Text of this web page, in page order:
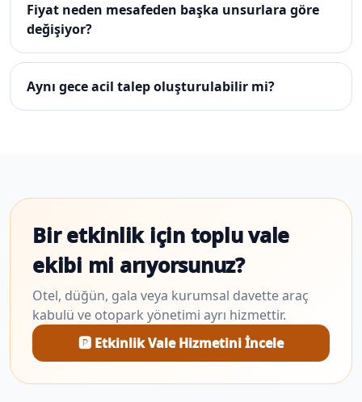
Fiyat neden mesafeden başka unsurlara göre
değişiyor?
Aynı gece acil talep oluşturulabilir mi?
Bir etkinlik için toplu vale
ekibi mi arıyorsunuz?
Otel, düğün, gala veya kurumsal davette araç
kabulü ve otopark yönetimi ayrı hizmettir.
🅿️ Etkinlik Vale Hizmetini İncele